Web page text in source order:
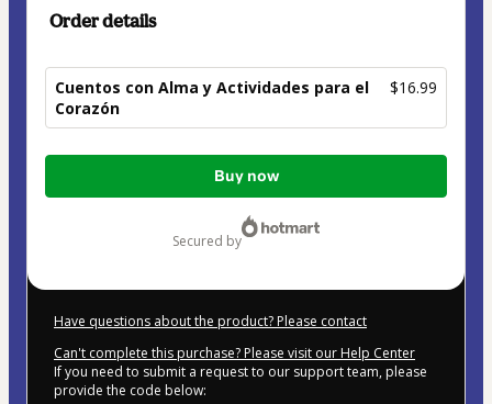
Order details
Cuentos con Alma y Actividades para el
Corazón
$16.99
Total
Buy now
secured by
Have questions about the product? Please contact
Can't complete this purchase? Please visit our Help Center
If you need to submit a request to our support team, please
provide the code below: